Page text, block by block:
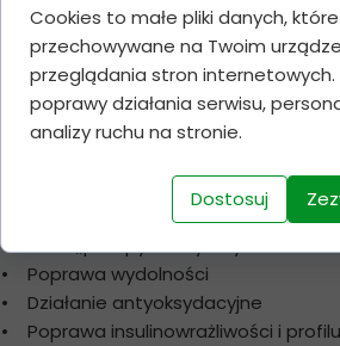
ZALETY
• Budowanie masy mięśniowej
• Utrata tkanki tłuszczowej
• Redukuje zmęczenie
• Regeneracja i gojenia się mikro-
potencjał anaboliczny
• Efekt ,,pompy” korzystny w trakcie
• Poprawa wydolności
• Działanie antyoksydacyjne
• Poprawa insulinowrażliwości i
Cookies to małe pliki danych,
przechowywane na Twoim
przeglądania stron internetowych.
poprawy działania serwisu,
analizy ruchu na stronie.
Dostosuj